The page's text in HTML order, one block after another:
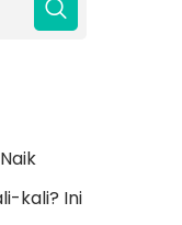
kali? Ini